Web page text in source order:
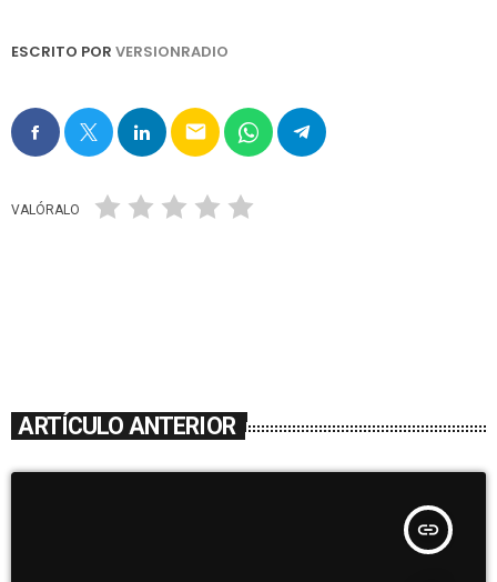
ESCRITO POR VERSIONRADIO
email
VALÓRALO
ARTÍCULO ANTERIOR
insert_link